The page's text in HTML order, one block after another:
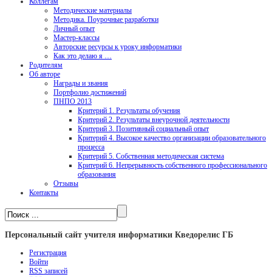
Методические материалы
Методика. Поурочные разработки
Личный опыт
Мастер-классы
Авторские ресурсы к уроку информатики
Как это делаю я …
Родителям
Об авторе
Награды и звания
Портфолио достижений
ПНПО 2013
Критерий 1. Результаты обучения
Критерий 2. Результаты внеурочной деятельности
Критерий 3. Позитивный социальный опыт
Критерий 4. Высокое качество организации образовательного
процесса
Критерий 5. Собственная методическая система
Критерий 6. Непрерывность собственного профессионального
образования
Отзывы
Контакты
Персональный сайт учителя информатики Кведорелис ГБ
Регистрация
Войти
RSS записей